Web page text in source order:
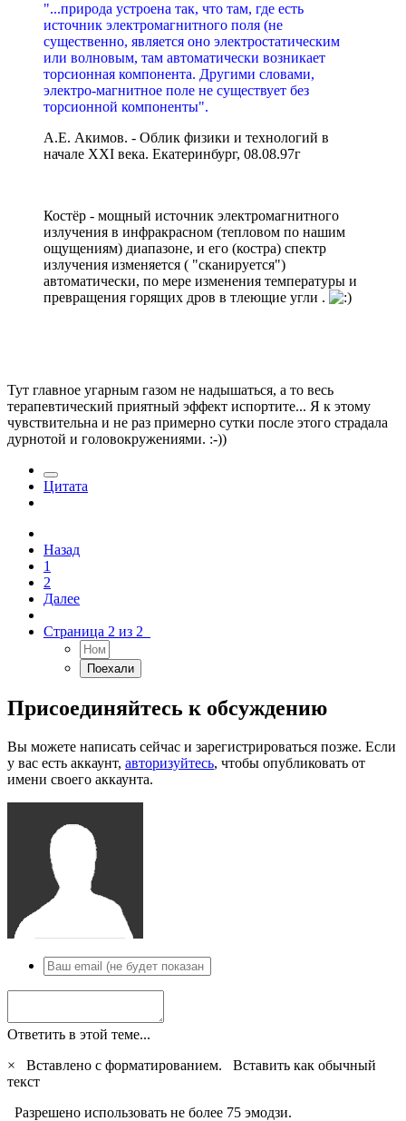
"...природа устроена так, что там, где есть
источник электромагнитного поля (не
существенно, является оно электростатическим
или волновым, там автоматически возникает
торсионная компонента. Другими словами,
электро-магнитное поле не существует без
торсионной компоненты".
А.Е. Акимов. - Облик физики и технологий в
начале XXI века. Екатеринбург, 08.08.97г
Костёр - мощный источник электромагнитного
излучения в инфракрасном (тепловом по нашим
ощущениям) диапазоне, и его (костра) спектр
излучения изменяется ( "сканируется")
автоматически, по мере изменения температуры и
превращения горящих дров в тлеющие угли .
Тут главное угарным газом не надышаться, а то весь
терапевтический приятный эффект испортите... Я к этому
чувствительна и не раз примерно сутки после этого страдала
дурнотой и головокружениями. :-))
Цитата
Назад
1
2
Далее
Страница 2 из 2
Присоединяйтесь к обсуждению
Вы можете написать сейчас и зарегистрироваться позже. Если
у вас есть аккаунт, авторизуйтесь, чтобы опубликовать от
имени своего аккаунта.
Ответить в этой теме...
×
Вставлено с форматированием. Вставить как обычный
текст
Разрешено использовать не более 75 эмодзи.